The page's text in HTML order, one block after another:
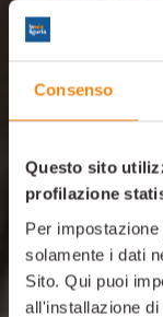
Consenso
Questo sito
profilazione
Per
solamente i dati
Sito. Qui puoi
all'installazione